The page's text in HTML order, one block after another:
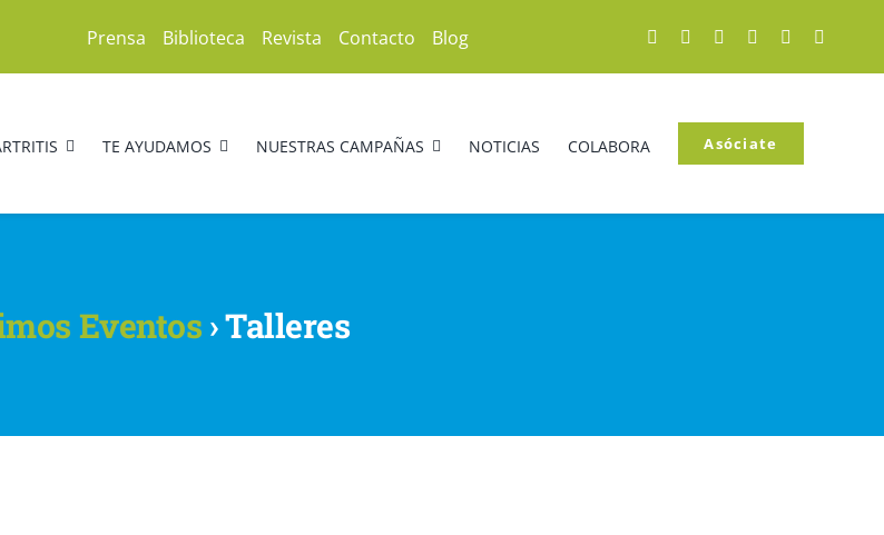
Prensa Biblioteca Revista Contacto Blog
TE AYUDAMOS NUESTRAS CAMPAÑAS NOTICIAS COLABORA Asóciate
Eventos › Talleres